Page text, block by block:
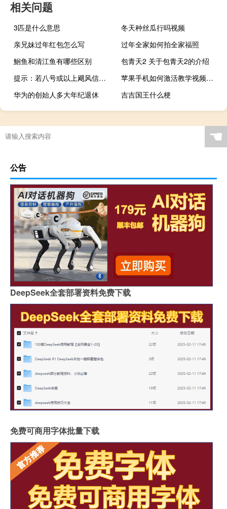
相关问题
3匹是什么意思
冬天种丝瓜行吗视频
亲兄妹过年红包怎么写
过年全家如何拍全家福照
鮰鱼和清江鱼有哪些区别
包青天2 关于包青天2的介绍
提示：若八号或以上飓风信号在上午11:30后至中午12:00期间解除港交所开市前时段及早上交易时段将被取消下午交易时段将于下午2:00开始
苹果手机如何激活教学视频（苹果手机如何激活）
华为的创始人多大年纪退休
吉吉国王什么梗
☚
公告
DeepSeek全套部署资料免费下载
免费可商用字体批量下载